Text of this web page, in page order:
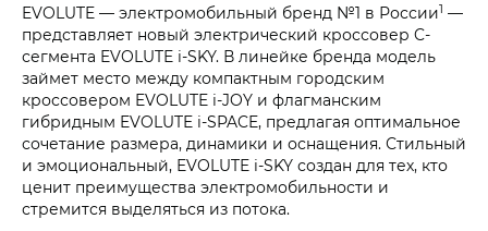
EVOLUTE — электромобильный бренд №1 в России1 —
представляет новый электрический кроссовер C-
сегмента EVOLUTE i‑SKY. В линейке бренда модель
займет место между компактным городским
кроссовером EVOLUTE i‑JOY и флагманским
гибридным EVOLUTE i‑SPACE, предлагая оптимальное
сочетание размера, динамики и оснащения. Стильный
и эмоциональный, EVOLUTE i‑SKY создан для тех, кто
ценит преимущества электромобильности и
стремится выделяться из потока.